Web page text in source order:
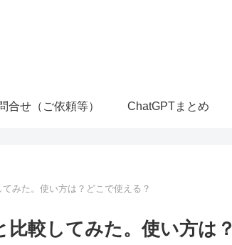
合せ（ご依頼等） ChatGPTまとめ
みた。使い方は？どこで使える？
較してみた。使い方は？